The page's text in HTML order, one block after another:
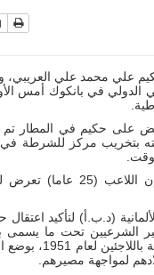
علي محمد علي
في بانكوك أمس الأول
على حكيم في المطار تم
اليوم الخميس (29 تشرين
(د.ب.أ) لتأكيد
الشرعيين تحت ما يسمى
تعترف تايلاند، التي لم
لمواجهة مصيرهم.